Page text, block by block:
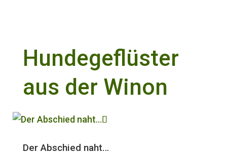
Hundegeflüster
aus der Winon
Der Abschied naht…